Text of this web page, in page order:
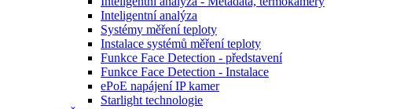
Inteligentní analýza
Systémy měření teploty
Instalace systémů měření teploty
Funkce Face Detection - představení
Funkce Face Detection - Instalace
ePoE napájení IP kamer
Starlight technologie